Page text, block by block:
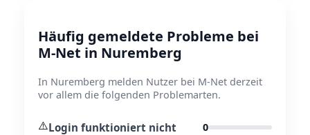
Häufig gemeldete Probleme bei
M-Net in Nuremberg
In Nuremberg melden Nutzer bei M-Net derzeit
vor allem die folgenden Problemarten.
⚠️Login funktioniert nicht 0